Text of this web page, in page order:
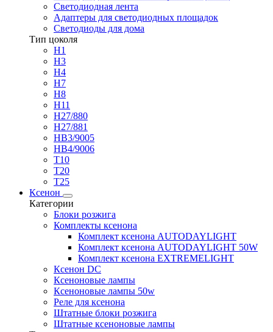
Светодиодная лента
Адаптеры для светодиодных площадок
Светодиоды для дома
Тип цоколя
H1
H3
H4
H7
H8
H11
H27/880
H27/881
HB3/9005
HB4/9006
T10
T20
T25
Ксенон
Категории
Блоки розжига
Комплекты ксенона
Комплект ксенона AUTODAYLIGHT
Комплект ксенона AUTODAYLIGHT 50W
Комплект ксенона EXTREMELIGHT
Ксенон DC
Ксеноновые лампы
Ксеноновые лампы 50w
Реле для ксенона
Штатные блоки розжига
Штатные ксеноновые лампы